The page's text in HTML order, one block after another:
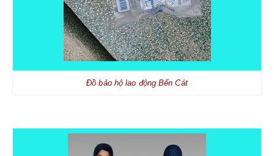
BÌNH PHÒNG CHÁY CHỮA CHÁY
Đồ bảo hộ lao động Bến Cát